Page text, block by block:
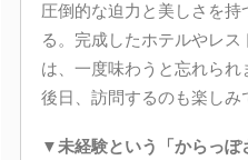
圧倒的な迫力と美しさを
る。完成したホテルやレ
は、一度味わうと忘れら
後日、訪問するのも楽しみ
▼未経験という「からっぽ